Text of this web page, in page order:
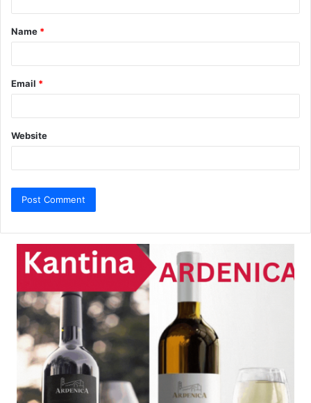
t
*
Name *
Email *
Website